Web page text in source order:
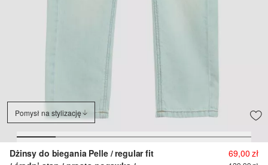
Pomysł na stylizację
Dżinsy do biegania Pelle / regular fit
69,00 zł